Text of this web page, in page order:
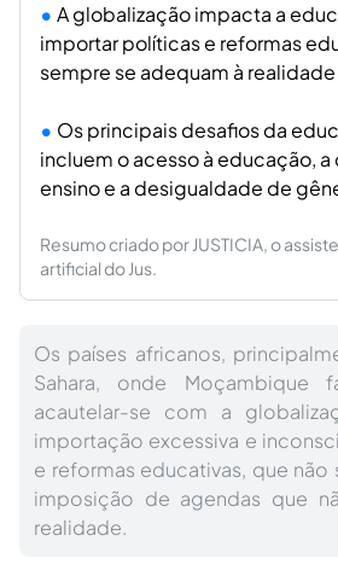
A globalização impacta a
importar políticas e reformas
sempre se adequam à
Os principais desafios da
incluem o acesso à educação,
ensino e a desigualdade de
Resumo criado por JUSTICIA, o
artificial do Jus.
Os países africanos,
Sahara, onde Moçambique
acautelar-se com a
importação excessiva e
e reformas educativas, que não
imposição de agendas que
realidade.